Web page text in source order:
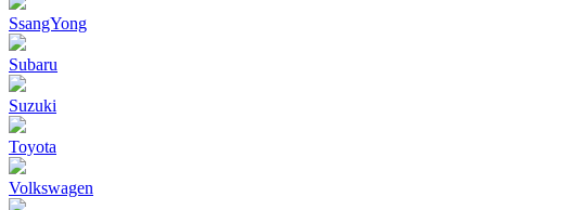
SsangYong
Subaru
Suzuki
Toyota
Volkswagen